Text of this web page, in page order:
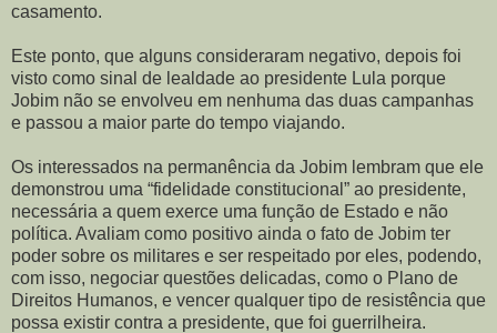
casamento.
Este ponto, que alguns consideraram negativo, depois foi
visto como sinal de lealdade ao presidente Lula porque
Jobim não se envolveu em nenhuma das duas campanhas
e passou a maior parte do tempo viajando.
Os interessados na permanência da Jobim lembram que ele
demonstrou uma “fidelidade constitucional” ao presidente,
necessária a quem exerce uma função de Estado e não
política. Avaliam como positivo ainda o fato de Jobim ter
poder sobre os militares e ser respeitado por eles, podendo,
com isso, negociar questões delicadas, como o Plano de
Direitos Humanos, e vencer qualquer tipo de resistência que
possa existir contra a presidente, que foi guerrilheira.